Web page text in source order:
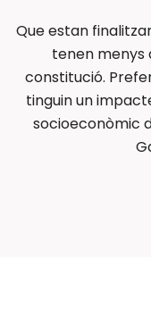
Que estan
tenen menys
constitució.
tinguin un
socioeconòmic